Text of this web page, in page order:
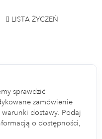
LISTA ŻYCZEŃ
sprawdzić
zamówienie
dostawy. Podaj
o dostępności,